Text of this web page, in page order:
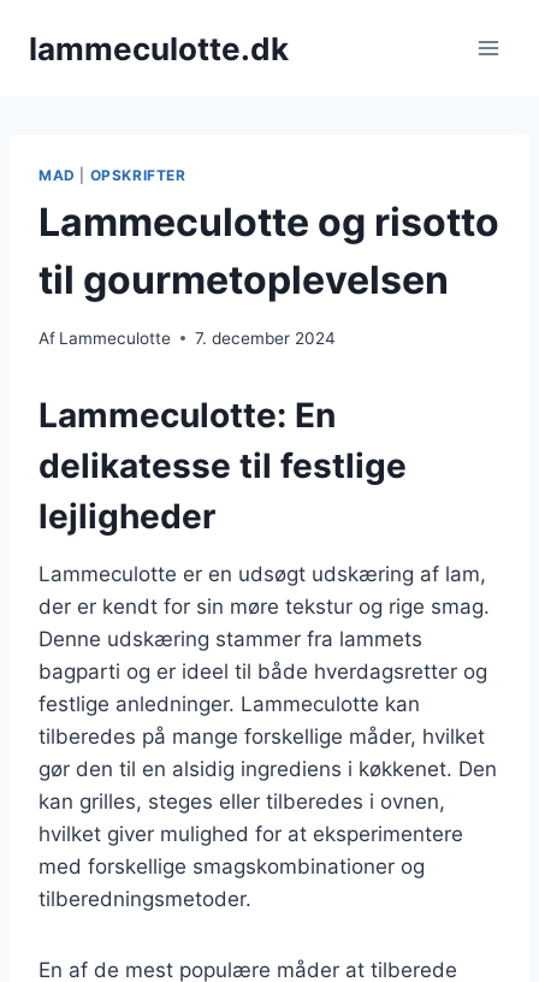
lammeculotte.dk
MAD OPSKRIFTER
Lammeculotte og risotto
til gourmetoplevelsen
Af Lammeculotte 7. december 2024
Lammeculotte: En
delikatesse til festlige
lejligheder
Lammeculotte er en udsøgt udskæring af lam,
der er kendt for sin møre tekstur og rige smag.
Denne udskæring stammer fra lammets
bagparti og er ideel til både hverdagsretter og
festlige anledninger. Lammeculotte kan
tilberedes på mange forskellige måder, hvilket
gør den til en alsidig ingrediens i køkkenet. Den
kan grilles, steges eller tilberedes i ovnen,
hvilket giver mulighed for at eksperimentere
med forskellige smagskombinationer og
tilberedningsmetoder.
En af de mest populære måder at tilberede